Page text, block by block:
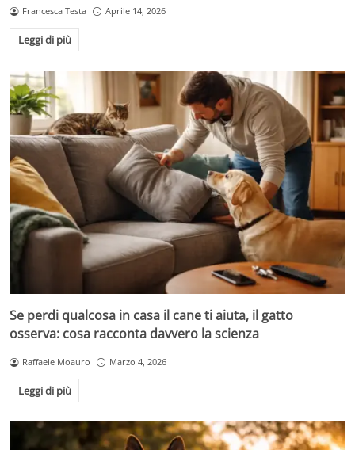
Francesca Testa Aprile 14, 2026
Leggi di più
Se perdi qualcosa in casa il cane ti aiuta, il gatto
osserva: cosa racconta davvero la scienza
Raffaele Moauro Marzo 4, 2026
Leggi di più